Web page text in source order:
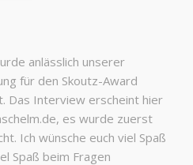
anlässlich unserer
für den Skoutz-Award
Das Interview erscheint hier
es wurde zuerst
Ich wünsche euch viel Spaß
Spaß beim Fragen